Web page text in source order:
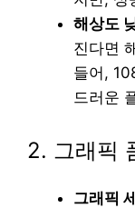
해상도
진다면
들어,
드러운
2. 그래픽
그래픽